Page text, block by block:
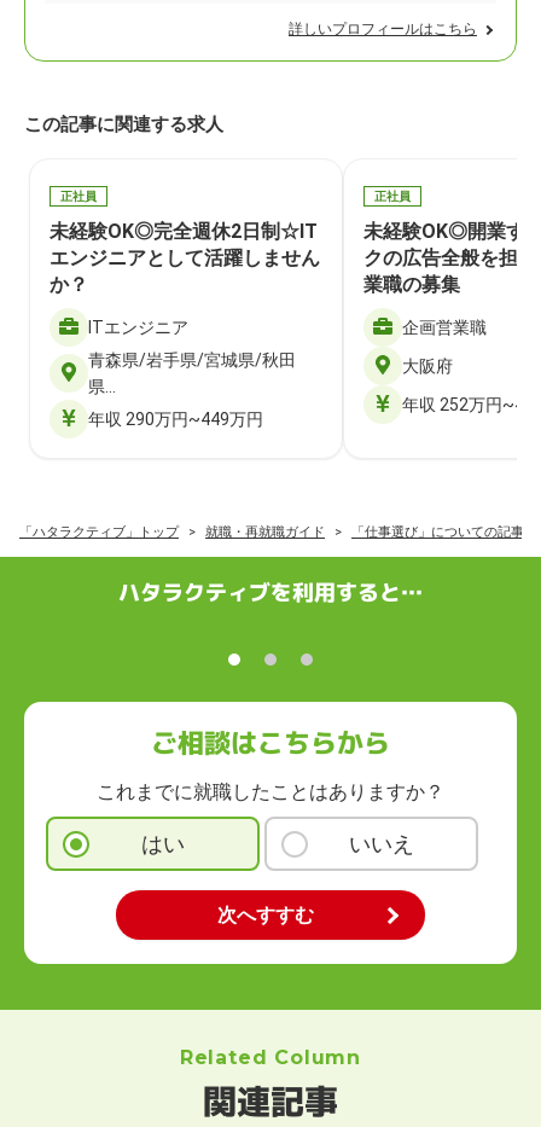
詳しいプロフィールはこちら
この記事に関連する求人
正社員
未経験OK◎完全週休2日制☆IT
エンジニアとして活躍しません
か？
ITエンジニア
青森県/岩手県/宮城県/秋田
県…
年収 290万円~449万円
正社員
未経験OK◎開業す
クの広告全般を担
業職の募集
企画営業職
大阪府
年収 252万円
「ハタラクティブ」トップ 就職・再就職ガイド 「仕事選び」についての記事一
ハタラクティブを利用すると…
ご相談はこちらから
これまでに就職したことはありますか？
はい いいえ
Related Column
関連記事